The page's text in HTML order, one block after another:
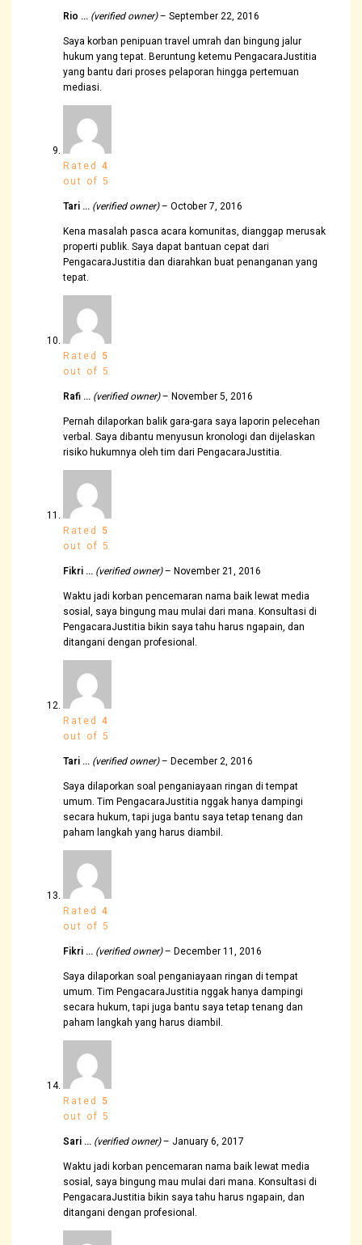
Rio … (verified owner)– September 22, 2016
Saya korban penipuan travel umrah dan bingung jalur
hukum yang tepat. Beruntung ketemu PengacaraJustitia
yang bantu dari proses pelaporan hingga pertemuan
mediasi.
Rated4
out of 5
Tari … (verified owner)– October 7, 2016
Kena masalah pasca acara komunitas, dianggap merusak
properti publik. Saya dapat bantuan cepat dari
PengacaraJustitia dan diarahkan buat penanganan yang
tepat.
Rated 5
out of 5
Rafi … (verified owner)– November 5, 2016
Pernah dilaporkan balik gara-gara saya laporin pelecehan
verbal. Saya dibantu menyusun kronologi dan dijelaskan
risiko hukumnya oleh tim dari PengacaraJustitia.
Rated 5
out of 5
Fikri … (verified owner)– November 21, 2016
Waktu jadi korban pencemaran nama baik lewat media
sosial, saya bingung mau mulai dari mana. Konsultasi di
PengacaraJustitia bikin saya tahu harus ngapain, dan
ditangani dengan profesional.
Rated4
out of 5
Tari … (verified owner)– December 2, 2016
Saya dilaporkan soal penganiayaan ringan di tempat
umum. Tim PengacaraJustitia nggak hanya dampingi
secara hukum, tapi juga bantu saya tetap tenang dan
paham langkah yang harus diambil.
Rated4
out of 5
Fikri … (verified owner)– December 11, 2016
Saya dilaporkan soal penganiayaan ringan di tempat
umum. Tim PengacaraJustitia nggak hanya dampingi
secara hukum, tapi juga bantu saya tetap tenang dan
paham langkah yang harus diambil.
Rated 5
out of 5
Sari … (verified owner)– January 6, 2017
Waktu jadi korban pencemaran nama baik lewat media
sosial, saya bingung mau mulai dari mana. Konsultasi di
PengacaraJustitia bikin saya tahu harus ngapain, dan
ditangani dengan profesional.